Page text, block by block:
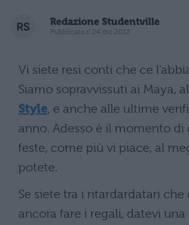
Redazione Studentville
Pubblicato il 24 dic 2012
Vi siete resi conti che ce
Siamo sopravvissuti ai Maya, al
Style, e anche alle ultime
anno. Adesso è il momento di
feste, come più vi piace, al
potete.
Se siete tra i ritardardatari che
ancora fare i regali, datevi una